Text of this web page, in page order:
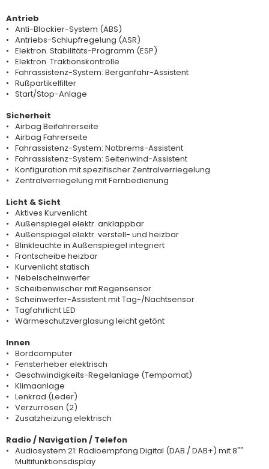
Antrieb
Anti-Blockier-System (ABS)
Antriebs-Schlupfregelung (ASR)
Elektron. Stabilitäts-Programm (ESP)
Elektron. Traktionskontrolle
Fahrassistenz-System: Berganfahr-Assistent
Rußpartikelfilter
Start/Stop-Anlage
Sicherheit
Airbag Beifahrerseite
Airbag Fahrerseite
Fahrassistenz-System: Notbrems-Assistent
Fahrassistenz-System: Seitenwind-Assistent
Konfiguration mit spezifischer Zentralverriegelung
Zentralverriegelung mit Fernbedienung
Licht & Sicht
Aktives Kurvenlicht
Außenspiegel elektr. anklappbar
Außenspiegel elektr. verstell- und heizbar
Blinkleuchte in Außenspiegel integriert
Frontscheibe heizbar
Kurvenlicht statisch
Nebelscheinwerfer
Scheibenwischer mit Regensensor
Scheinwerfer-Assistent mit Tag-/Nachtsensor
Tagfahrlicht LED
Wärmeschutzverglasung leicht getönt
Innen
Bordcomputer
Fensterheber elektrisch
Geschwindigkeits-Regelanlage (Tempomat)
Klimaanlage
Lenkrad (Leder)
Verzurrösen (2)
Zusatzheizung elektrisch
Radio / Navigation / Telefon
Audiosystem 21: Radioempfang Digital (DAB / DAB+) mit 8""
Multifunktionsdisplay